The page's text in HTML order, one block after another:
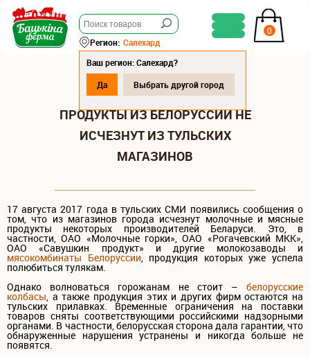
0
Регион: Салехард
Ваш регион: Салехард?
Да
Выбрать другой город
МОЛОЧНЫЕ И МЯСНЫЕ
ПРОДУКТЫ ИЗ БЕЛОРУССИИ НЕ
ИСЧЕЗНУТ ИЗ ТУЛЬСКИХ
МАГАЗИНОВ
17 августа 2017 года в тульских СМИ появились сообщения о
том, что из магазинов города исчезнут молочные и мясные
продукты некоторых производителей Беларуси. Это, в
частности, ОАО «Молочные горки», ОАО «Рогачевский МКК»,
ОАО «Савушкин продукт» и другие молокозаводы и
мясокомбинаты Белоруссии, продукция которых уже успела
полюбиться тулякам.
Однако волноваться горожанам не стоит – белорусские
колбасы, а также продукция этих и других фирм остаются на
тульских прилавках. Временные ограничения на поставки
товаров сняты соответствующими российскими надзорными
органами. В частности, белорусская сторона дала гарантии, что
обнаруженные нарушения устранены и никогда больше не
появятся.